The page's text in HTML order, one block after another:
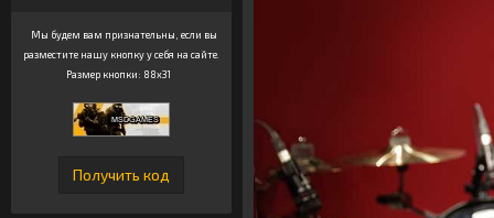
Мы будем вам признательны, если вы
разместите нашу кнопку у себя на сайте.
Размер кнопки: 88x31